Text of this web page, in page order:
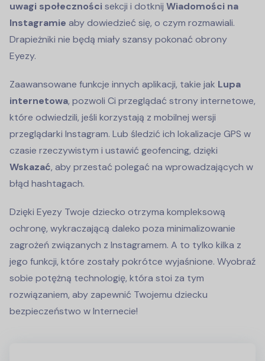
uwagi społeczności sekcji i dotknij Wiadomości na
Instagramie aby dowiedzieć się, o czym rozmawiali.
Drapieżniki nie będą miały szansy pokonać obrony
Eyezy.
Zaawansowane funkcje innych aplikacji, takie jak Lupa
internetowa, pozwoli Ci przeglądać strony internetowe,
które odwiedzili, jeśli korzystają z mobilnej wersji
przeglądarki Instagram. Lub śledzić ich lokalizacje GPS w
czasie rzeczywistym i ustawić geofencing, dzięki
Wskazać, aby przestać polegać na wprowadzających w
błąd hashtagach.
Dzięki Eyezy Twoje dziecko otrzyma kompleksową
ochronę, wykraczającą daleko poza minimalizowanie
zagrożeń związanych z Instagramem. A to tylko kilka z
jego funkcji, które zostały pokrótce wyjaśnione. Wyobraź
sobie potężną technologię, która stoi za tym
rozwiązaniem, aby zapewnić Twojemu dziecku
bezpieczeństwo w Internecie!